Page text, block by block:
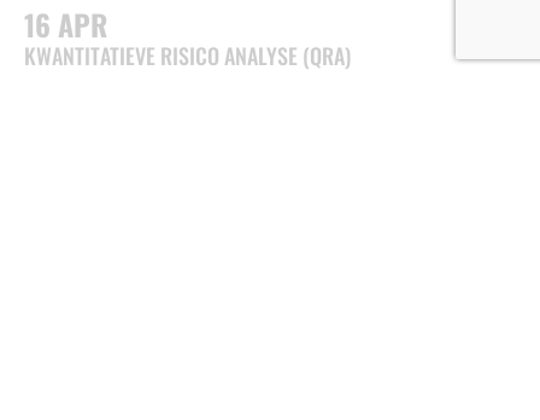
16 APR
KWANTITATIEVE RISICO ANALYSE (QRA)